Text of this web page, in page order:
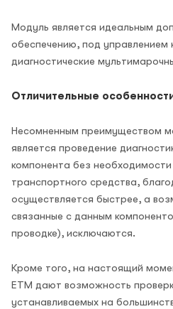
Модуль является идеальным
обеспечению, под управлением
диагностические
Отличительные
Несомненным преимуществом
является проведение
компонента без
транспортного средства,
осуществляется быстрее, а
связанные с данным
проводке), исключаются.
Кроме того, на настоящий
ETM дают возможность
устанавливаемых на